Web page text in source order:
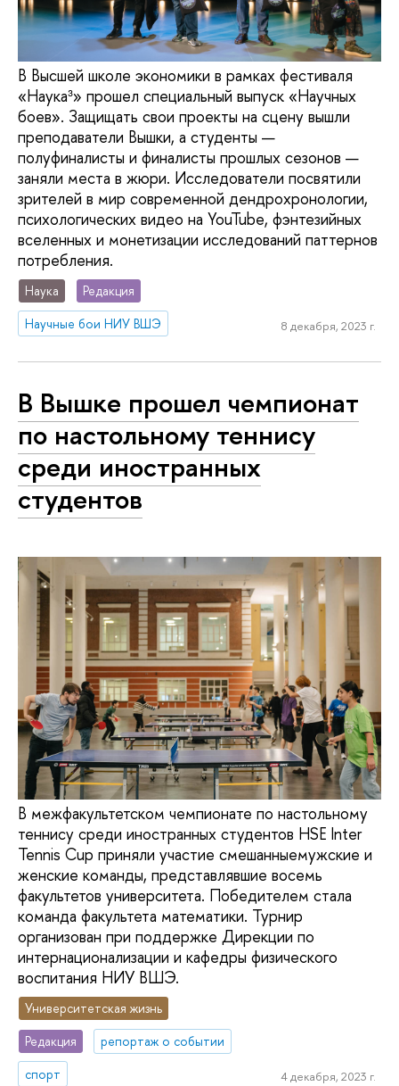
В Высшей школе экономики в рамках фестиваля
«Наука³» прошел специальный выпуск «Научных
боев». Защищать свои проекты на сцену вышли
преподаватели Вышки, а студенты —
полуфиналисты и финалисты прошлых сезонов —
заняли места в жюри. Исследователи посвятили
зрителей в мир современной дендрохронологии,
психологических видео на YouTube, фэнтезийных
вселенных и монетизации исследований паттернов
потребления.
Наука
Редакция
Научные бои НИУ ВШЭ
8 декабря, 2023 г.
В Вышке прошел чемпионат
по настольному теннису
среди иностранных
студентов
В межфакультетском чемпионате по настольному
теннису среди иностранных студентов HSE Inter
Tennis Cup приняли участие смешанныемужские и
женские команды, представлявшие восемь
факультетов университета. Победителем стала
команда факультета математики. Турнир
организован при поддержке Дирекции по
интернационализации и кафедры физического
воспитания НИУ ВШЭ.
Университетская жизнь
Редакция
репортаж о событии
спорт
4 декабря, 2023 г.